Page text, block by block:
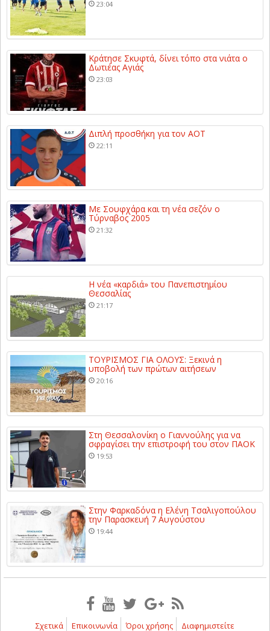
23:04
Κράτησε Σκυφτά, δίνει τόπο στα νιάτα ο
Δωτιέας Αγιάς
23:03
Διπλή προσθήκη για τον ΑΟΤ
22:11
Με Σουφχάρα και τη νέα σεζόν ο
Τύρναβος 2005
21:32
Η νέα «καρδιά» του Πανεπιστημίου
Θεσσαλίας
21:17
ΤΟΥΡΙΣΜΟΣ ΓΙΑ ΟΛΟΥΣ: Ξεκινά η
υποβολή των πρώτων αιτήσεων
20:16
Στη Θεσσαλονίκη ο Γιαννούλης για να
σφραγίσει την επιστροφή του στον ΠΑΟΚ
19:53
Στην Φαρκαδόνα η Ελένη Τσαλιγοπούλου
την Παρασκευή 7 Αυγούστου
19:44
Σχετικά Επικοινωνία Όροι χρήσης Διαφημιστείτε